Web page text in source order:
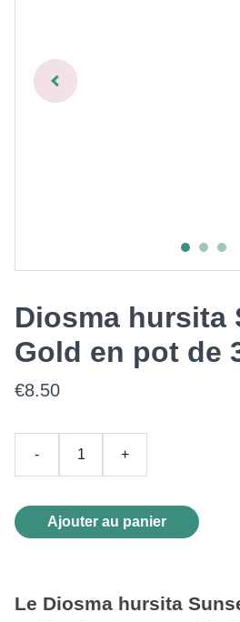
Diosma hursita
Gold en pot de
€8.50
- +
Ajouter au panier
Le Diosma hursita